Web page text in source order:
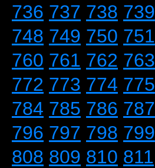
736 737 738 739
748 749 750 751
760 761 762 763
772 773 774 775
784 785 786 787
796 797 798 799
808 809 810 811